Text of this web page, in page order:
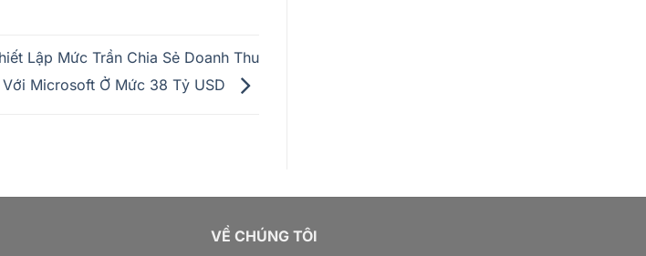
Lập Mức Trần Chia Sẻ Doanh Thu
Với Microsoft Ở Mức 38 Tỷ USD
VỀ CHÚNG TÔI